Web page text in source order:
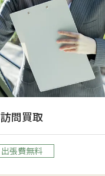
訪問買取
出張費無料